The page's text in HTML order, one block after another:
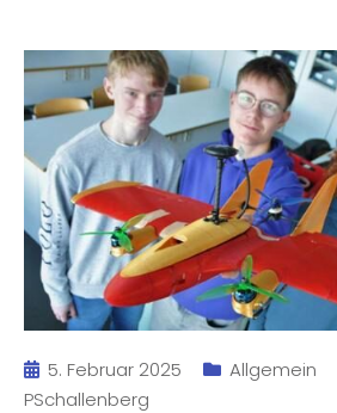
5. Februar 2025 Allgemein
PSchallenberg